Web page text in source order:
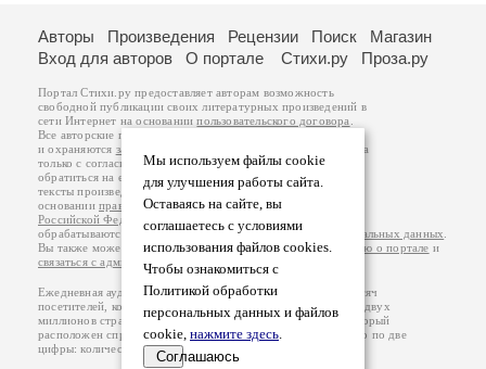
Мы используем файлы cookie
для улучшения работы сайта.
Оставаясь на сайте, вы
соглашаетесь с условиями
использования файлов cookies.
Чтобы ознакомиться с
Политикой обработки
персональных данных и файлов
cookie, нажмите здесь.
Соглашаюсь
Авторы Произведения Рецензии Поиск
Магазин
Вход для авторов
О портале Стихи.ру Проза.ру
Портал Стихи.ру предоставляет авторам возможность
свободной публикации своих литературных произведений в
сети Интернет на основаниипользовательского договора
Все авторские права на произведения принадлежат авторам
и охраняются законом
. Перепечатка произведений возможна
только с согласия его автора, к которому вы можете
обратиться на его авторской странице. Ответственность за
тексты произведений авторы несут самостоятельно на
основанииправил публикацииизаконодательства
Российской Федерации
обрабатываются на основанииПолитики обработки персональных данных
Вы также можете посмотреть более подробнуюинформацию о портале и
связаться с администрацией
Ежедневная аудитория портала Стихи.ру – порядка 200 тысяч
посетителей, которые в общей сумме просматривают более двух
миллионов страниц по данным счетчика посещаемости, который
расположен справа от этого текста. В каждой графе указано по две
цифры: количество просмотров и количество посетителей.